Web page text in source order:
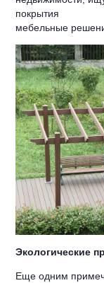
покрытия
мебельные
Экологические
Еще одним